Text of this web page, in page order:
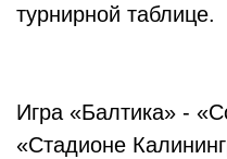
турнирной таблице.
Игра «Балтика» -
«Стадионе